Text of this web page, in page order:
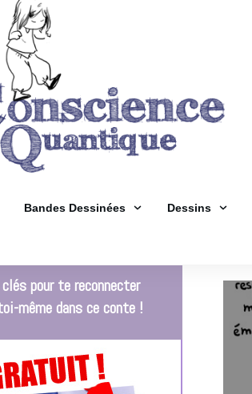
Bandes Dessinées Dessins
pour te reconnecter
même dans ce conte !